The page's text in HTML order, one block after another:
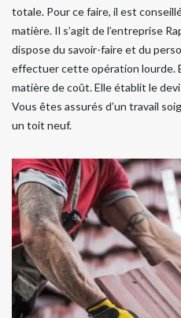
totale. Pour ce faire, il est
matière. Il s’agit de l’entreprise
dispose du savoir-faire et du
effectuer cette opération lourde.
matière de coût. Elle établit le
Vous êtes assurés d’un travail
un toit neuf.